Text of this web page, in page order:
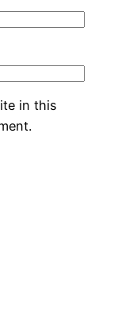
in this